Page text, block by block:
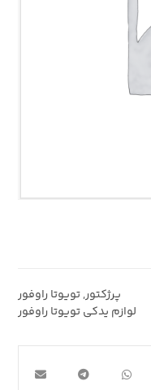
پرژکتور,تویوتا راوفور
لوازم یدکی تویوتا راوفور